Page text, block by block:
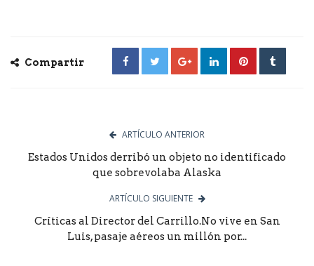
Compartir
ARTÍCULO ANTERIOR
Estados Unidos derribó un objeto no identificado
que sobrevolaba Alaska
ARTÍCULO SIGUIENTE
Críticas al Director del Carrillo.No vive en San
Luis, pasaje aéreos un millón por...